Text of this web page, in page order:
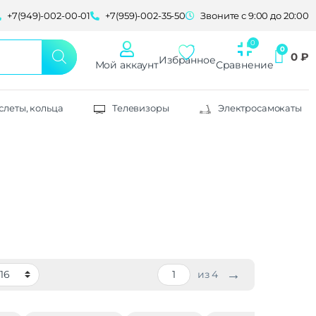
+7(949)-002-00-01 +7(959)-002-35-50 Звоните с 9:00 до 20:00
Мой аккаунтИзбранноеСравнение
0 ₽
кольца Телевизоры Электросамокаты
из 4 →